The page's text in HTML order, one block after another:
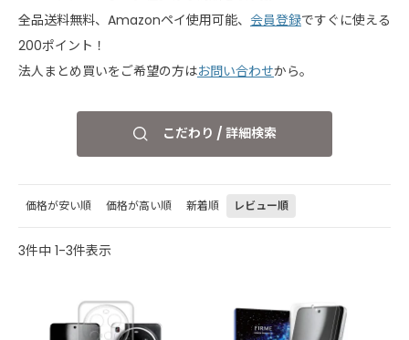
全品送料無料、Amazonペイ使用可能、 会員登録ですぐに使える
200ポイント！
法人まとめ買いをご希望の方はお問い合わせから。
こだわり / 詳細検索
価格が安い順 価格が高い順 新着順 レビュー順
3件中 1-3件表示